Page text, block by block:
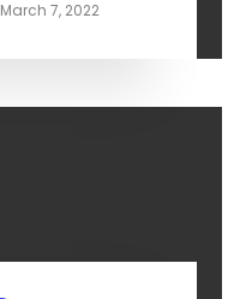
March 7, 2022